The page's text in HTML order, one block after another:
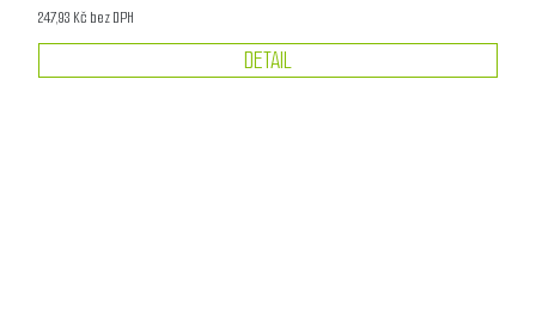
247,93 Kč bez DPH
DETAIL